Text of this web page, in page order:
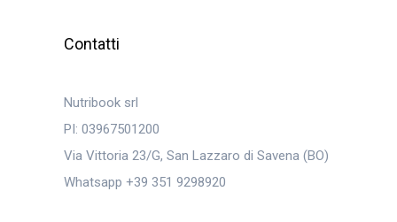
Contatti
Nutribook srl
PI: 03967501200
Via Vittoria 23/G, San Lazzaro di Savena (BO)
Whatsapp +39 351 9298920